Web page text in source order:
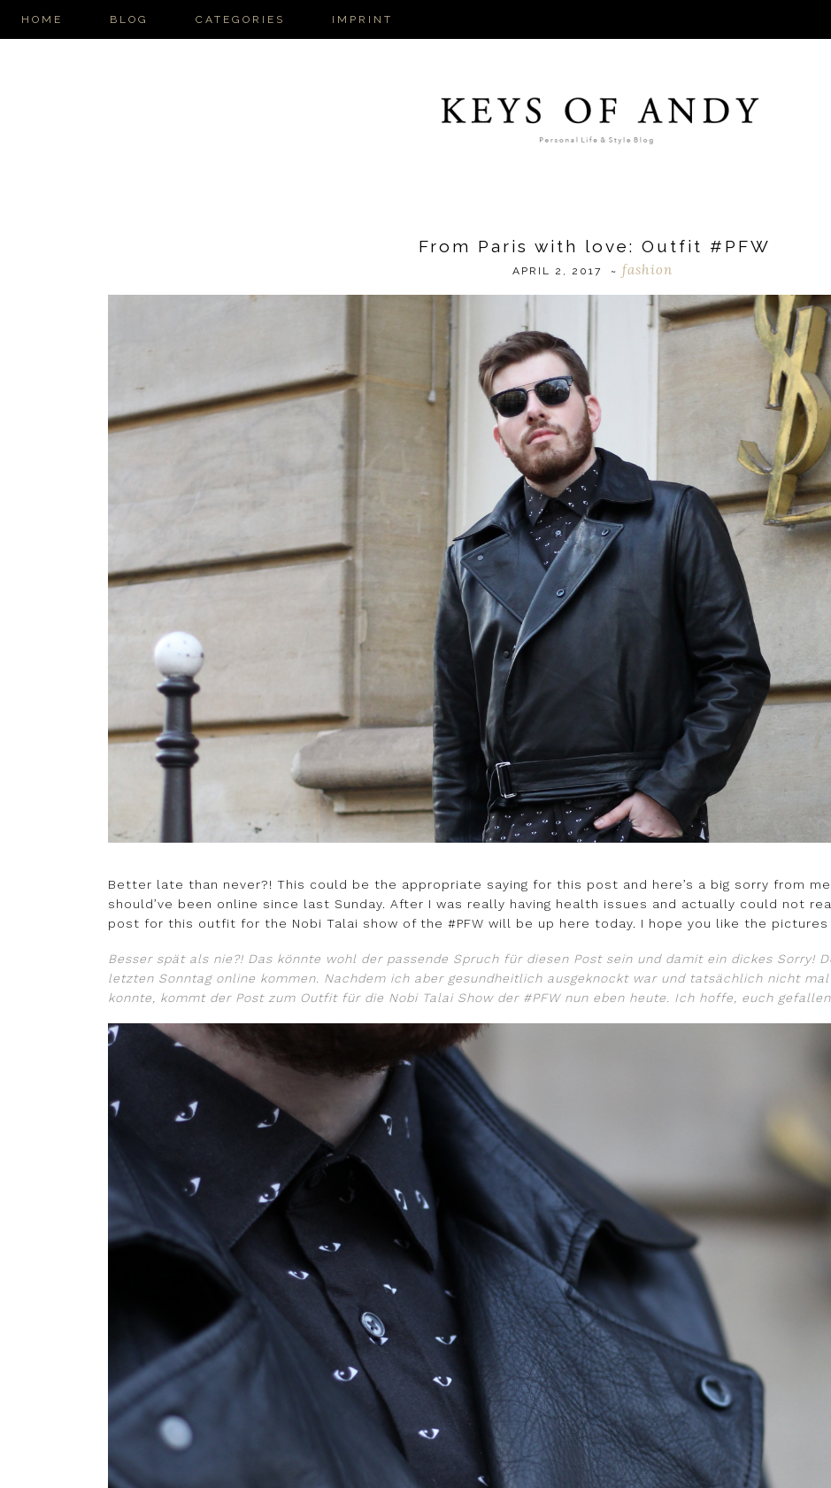
HOME BLOG CATEGORIES IMPRINT
From Paris with love: Outfit #PFW
APRIL 2, 2017 ~ fashion
Better late than never?! This could be the appropriate saying for this post and here’s a big sorry from
should’ve been online since last Sunday. After I was really having health issues and actually could not
post for this outfit for the Nobi Talai show of the #PFW will be up here today. I hope you like the pictures
Besser spät als nie?! Das könnte wohl der passende Spruch für diesen Post sein und damit ein dickes Sorry!
letzten Sonntag online kommen. Nachdem ich aber gesundheitlich ausgeknockt war und tatsächlich nicht
konnte, kommt der Post zum Outfit für die Nobi Talai Show der #PFW nun eben heute. Ich hoffe, euch